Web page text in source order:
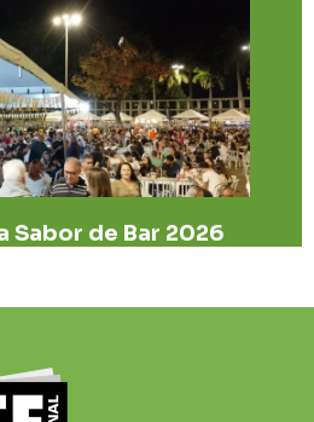
Sabor de Bar 2026